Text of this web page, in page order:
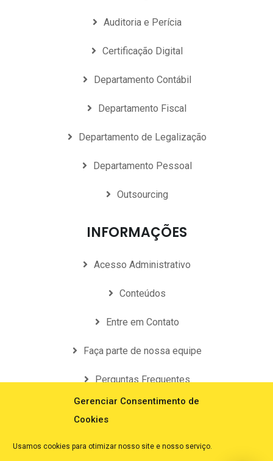
Gerenciar Consentimento de
Cookies
Usamos cookies para otimizar nosso site e nosso serviço.
Auditoria e Perícia
Certificação Digital
Departamento Contábil
Departamento Fiscal
Departamento de Legalização
Departamento Pessoal
Outsourcing
INFORMAÇÕES
Acesso Administrativo
Conteúdos
Entre em Contato
Faça parte de nossa equipe
Perguntas Frequentes
Política de Privacidade